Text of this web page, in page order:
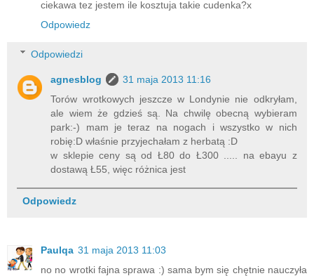
ciekawa tez jestem ile kosztuja takie cudenka?x
Odpowiedz
Odpowiedzi
agnesblog
31 maja 2013 11:16
Torów wrotkowych jeszcze w Londynie nie odkryłam,
ale wiem że gdzieś są. Na chwilę obecną wybieram
park:-) mam je teraz na nogach i wszystko w nich
robię:D właśnie przyjechałam z herbatą :D
w sklepie ceny są od Ł80 do Ł300 ..... na ebayu z
dostawą Ł55, więc różnica jest
Odpowiedz
Paulqa 31 maja 2013 11:03
no no wrotki fajna sprawa :) sama bym się chętnie nauczyła